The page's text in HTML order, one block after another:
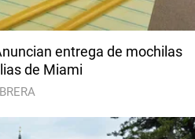
entrega de mochilas
de Miami